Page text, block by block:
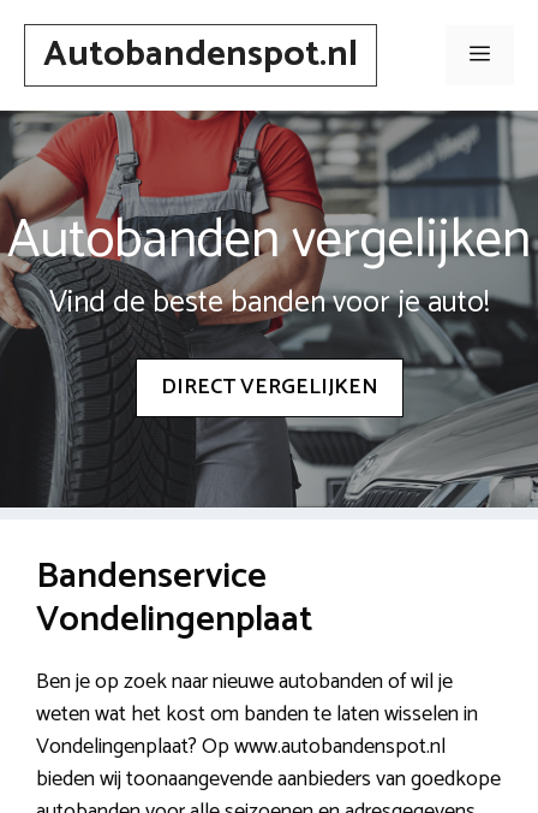
Spring
inhoudAutobandenspot.nl Menu
Autobanden vergelijken
Vind de beste banden voor je auto!
DIRECT VERGELIJKEN
Bandenservice
Vondelingenplaat
Ben je op zoek naar nieuwe autobanden of wil je
weten wat het kost om banden te laten wisselen in
Vondelingenplaat? Op www.autobandenspot.nl
bieden wij toonaangevende aanbieders van goedkope